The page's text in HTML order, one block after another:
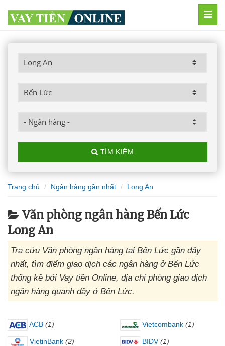
TÌM KIẾM
Trang chủ Ngân hàng gần nhất Long An
Văn phòng ngân hàng Bến Lức
Long An
Tra cứu Văn phòng ngân hàng tại Bến Lức gần đây
nhất, tìm điểm giao dịch các ngân hàng ở Bến Lức
thống kê bởi Vay tiền Online, địa chỉ phòng giao dịch
ngân hàng quanh đây ở Bến Lức.
ACB (1) Vietcombank (1)
VietinBank (2) BIDV (1)